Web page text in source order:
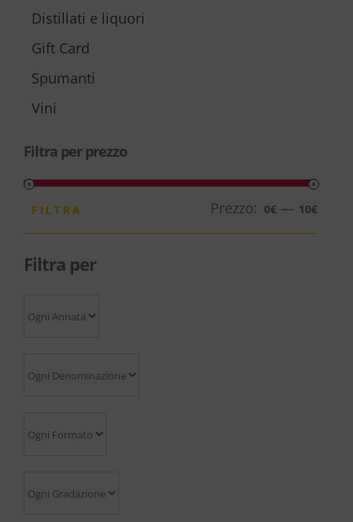
Distillati e liquori
Gift Card
Spumanti
Vini
Filtra per prezzo
Min
Max
FILTRA Prezzo: 0€ — 10€
Filtra per